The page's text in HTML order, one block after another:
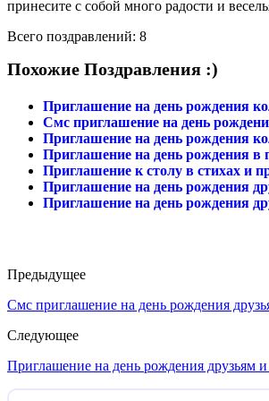
принесите с собой много радости и
Всего поздравлений: 8
Похожие Поздравления :)
Приглашение на день рождения
Смс приглашение на день
Приглашение на день рождения
Приглашение на день рождения в
Приглашение к столу в стихах и
Приглашение на день рождения
Приглашение на день рождения
Предыдущее
Смс приглашение на день рождения
Следующее
Приглашение на день рождения друзьям